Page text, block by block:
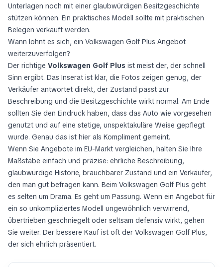
Unterlagen noch mit einer glaubwürdigen Besitzgeschichte
stützen können. Ein praktisches Modell sollte mit praktischen
Belegen verkauft werden.
Wann lohnt es sich, ein Volkswagen Golf Plus Angebot
weiterzuverfolgen?
Der richtige Volkswagen Golf Plus ist meist der, der schnell
Sinn ergibt. Das Inserat ist klar, die Fotos zeigen genug, der
Verkäufer antwortet direkt, der Zustand passt zur
Beschreibung und die Besitzgeschichte wirkt normal. Am Ende
sollten Sie den Eindruck haben, dass das Auto wie vorgesehen
genutzt und auf eine stetige, unspektakuläre Weise gepflegt
wurde. Genau das ist hier als Kompliment gemeint.
Wenn Sie Angebote im EU-Markt vergleichen, halten Sie Ihre
Maßstäbe einfach und präzise: ehrliche Beschreibung,
glaubwürdige Historie, brauchbarer Zustand und ein Verkäufer,
den man gut befragen kann. Beim Volkswagen Golf Plus geht
es selten um Drama. Es geht um Passung. Wenn ein Angebot für
ein so unkompliziertes Modell ungewöhnlich verwirrend,
übertrieben geschniegelt oder seltsam defensiv wirkt, gehen
Sie weiter. Der bessere Kauf ist oft der Volkswagen Golf Plus,
der sich ehrlich präsentiert.